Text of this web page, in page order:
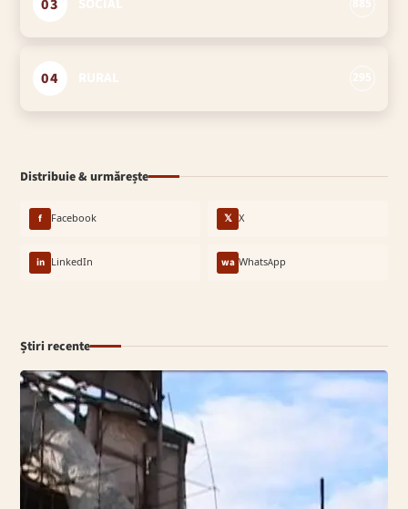
03
04
Distribuie & urmărește
f Facebook 𝕏 X
in LinkedIn wa WhatsApp
Știri recente